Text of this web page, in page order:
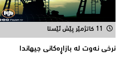
11 کاتژمێر پێش ئێستا
نرخى نەوت لە بازاڕەکانی جیهاندا